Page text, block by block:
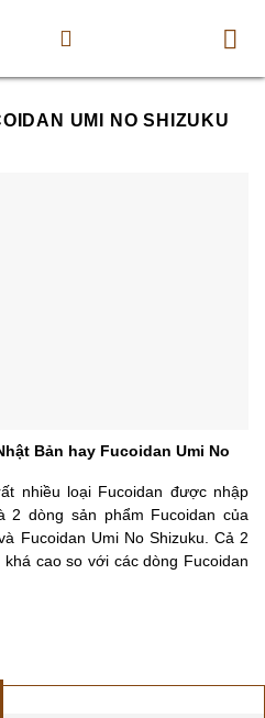
UMI NO SHIZUKU
Bản hay Fucoidan Umi No
nhiều loại Fucoidan được nhập
2 dòng sản phẩm Fucoidan của
Fucoidan Umi No Shizuku. Cả 2
cao so với các dòng Fucoidan